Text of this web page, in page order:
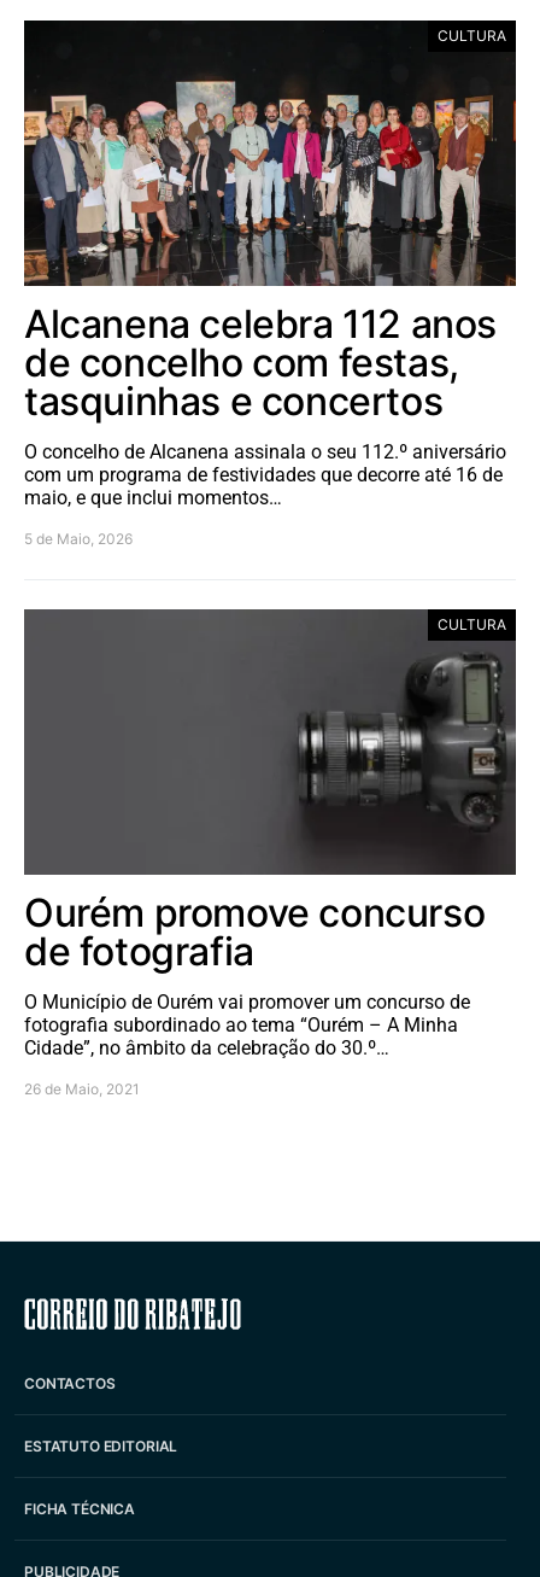
CULTURA
Alcanena celebra 112 anos
de concelho com festas,
tasquinhas e concertos
O concelho de Alcanena assinala o seu 112.º aniversário
com um programa de festividades que decorre até 16 de
maio, e que inclui momentos…
5 de Maio, 2026
CULTURA
Ourém promove concurso
de fotografia
O Município de Ourém vai promover um concurso de
fotografia subordinado ao tema “Ourém – A Minha
Cidade”, no âmbito da celebração do 30.º…
26 de Maio, 2021
Correio do Ribatejo
CONTACTOS
ESTATUTO EDITORIAL
FICHA TÉCNICA
PUBLICIDADE